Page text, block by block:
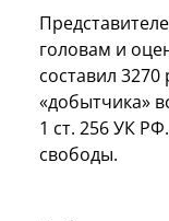
головам и
составил
«добытчика»
1 ст. 256 УК
свободы.